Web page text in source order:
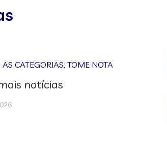
AS CATEGORIAS,TOME NOTA
notícias